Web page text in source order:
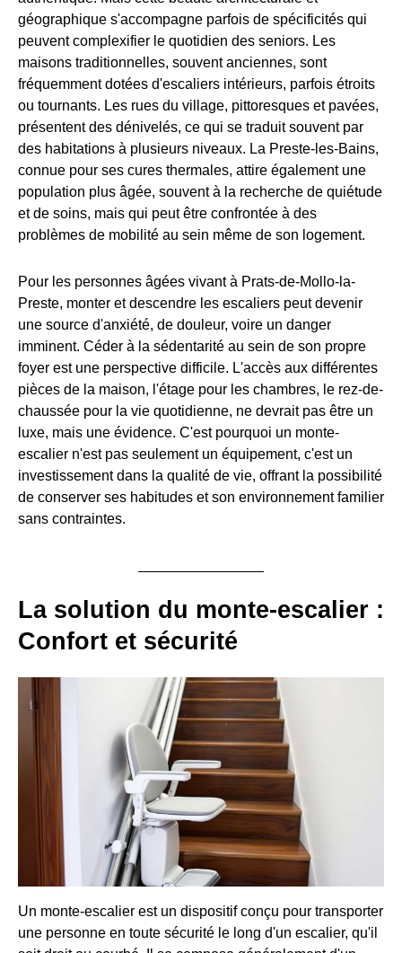
géographique s'accompagne parfois de spécificités qui
peuvent complexifier le quotidien des seniors. Les
maisons traditionnelles, souvent anciennes, sont
fréquemment dotées d'escaliers intérieurs, parfois étroits
ou tournants. Les rues du village, pittoresques et pavées,
présentent des dénivelés, ce qui se traduit souvent par
des habitations à plusieurs niveaux. La Preste-les-Bains,
connue pour ses cures thermales, attire également une
population plus âgée, souvent à la recherche de quiétude
et de soins, mais qui peut être confrontée à des
problèmes de mobilité au sein même de son logement.
Pour les personnes âgées vivant à Prats-de-Mollo-la-
Preste, monter et descendre les escaliers peut devenir
une source d'anxiété, de douleur, voire un danger
imminent. Céder à la sédentarité au sein de son propre
foyer est une perspective difficile. L'accès aux différentes
pièces de la maison, l'étage pour les chambres, le rez-de-
chaussée pour la vie quotidienne, ne devrait pas être un
luxe, mais une évidence. C'est pourquoi un monte-
escalier n'est pas seulement un équipement, c'est un
investissement dans la qualité de vie, offrant la possibilité
de conserver ses habitudes et son environnement familier
sans contraintes.
La solution du monte-escalier :
Confort et sécurité
Un monte-escalier est un dispositif conçu pour transporter
une personne en toute sécurité le long d'un escalier, qu'il